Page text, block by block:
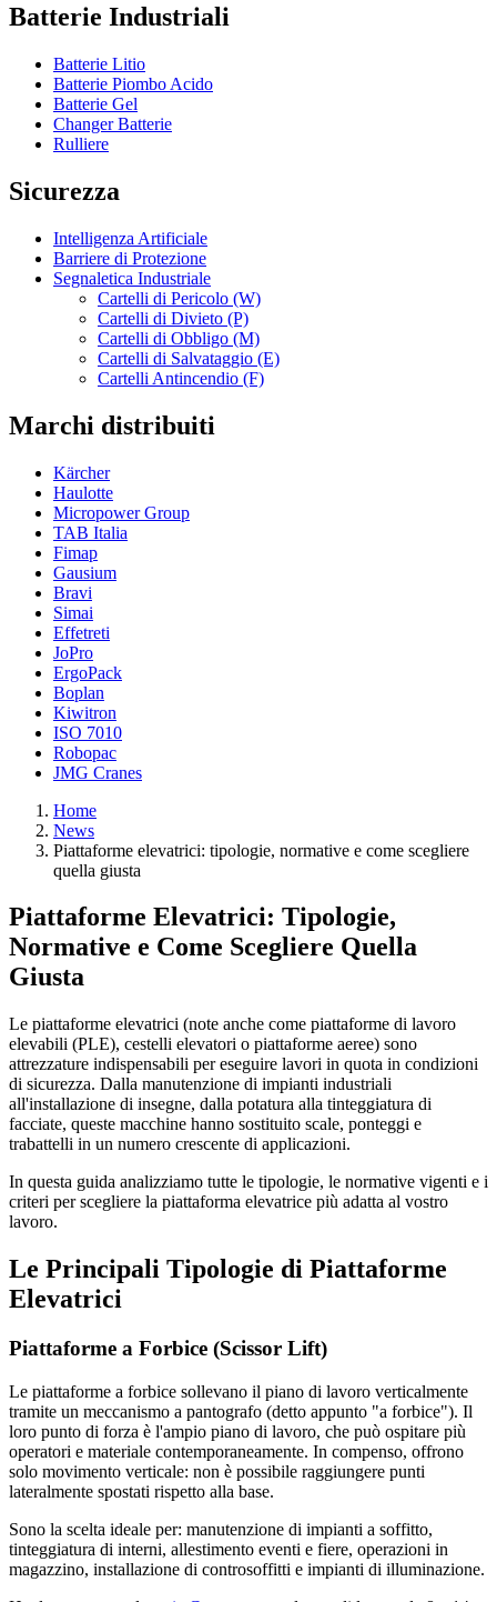
Batterie Industriali
Batterie Litio
Batterie Piombo Acido
Batterie Gel
Changer Batterie
Rulliere
Sicurezza
Intelligenza Artificiale
Barriere di Protezione
Segnaletica Industriale
Cartelli di Pericolo (W)
Cartelli di Divieto (P)
Cartelli di Obbligo (M)
Cartelli di Salvataggio (E)
Cartelli Antincendio (F)
Marchi distribuiti
Kärcher
Haulotte
Micropower Group
TAB Italia
Fimap
Gausium
Bravi
Simai
Effetreti
JoPro
ErgoPack
Boplan
Kiwitron
ISO 7010
Robopac
JMG Cranes
Home
News
Piattaforme elevatrici: tipologie, normative e come scegliere
quella giusta
Piattaforme Elevatrici: Tipologie,
Normative e Come Scegliere Quella
Giusta
Le piattaforme elevatrici (note anche come piattaforme di lavoro
elevabili (PLE), cestelli elevatori o piattaforme aeree) sono
attrezzature indispensabili per eseguire lavori in quota in condizioni
di sicurezza. Dalla manutenzione di impianti industriali
all'installazione di insegne, dalla potatura alla tinteggiatura di
facciate, queste macchine hanno sostituito scale, ponteggi e
trabattelli in un numero crescente di applicazioni.
In questa guida analizziamo tutte le tipologie, le normative vigenti e i
criteri per scegliere la piattaforma elevatrice più adatta al vostro
lavoro.
Le Principali Tipologie di Piattaforme
Elevatrici
Piattaforme a Forbice (Scissor Lift)
Le piattaforme a forbice sollevano il piano di lavoro verticalmente
tramite un meccanismo a pantografo (detto appunto "a forbice"). Il
loro punto di forza è l'ampio piano di lavoro, che può ospitare più
operatori e materiale contemporaneamente. In compenso, offrono
solo movimento verticale: non è possibile raggiungere punti
lateralmente spostati rispetto alla base.
Sono la scelta ideale per: manutenzione di impianti a soffitto,
tinteggiatura di interni, allestimento eventi e fiere, operazioni in
magazzino, installazione di controsoffitti e impianti di illuminazione.